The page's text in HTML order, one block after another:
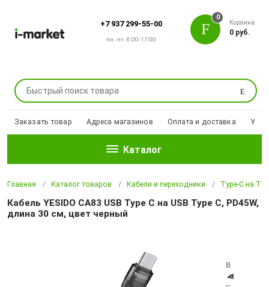
+7 937 299-55-00
пн.-пт. 8:00-17:00
Поиск
0
Корзина
0 руб.
Заказать товар Адреса магазинов Оплата и доставка
Каталог
Главная Каталог товаров Кабели и переходники Type-C на
Кабель YESIDO CA83 USB Type C на USB Type C, PD45W,
длина 30 см, цвет черный